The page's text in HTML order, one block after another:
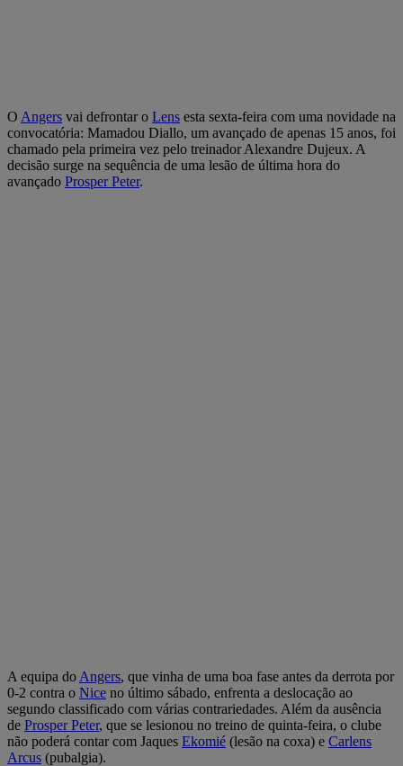
O Angers vai defrontar o Lens esta sexta-feira com uma novidade na
convocatória: Mamadou Diallo, um avançado de apenas 15 anos, foi
chamado pela primeira vez pelo treinador Alexandre Dujeux. A
decisão surge na sequência de uma lesão de última hora do
avançado Prosper Peter.
A equipa do Angers, que vinha de uma boa fase antes da derrota por
0-2 contra o Nice no último sábado, enfrenta a deslocação ao
segundo classificado com várias contrariedades. Além da ausência
de Prosper Peter, que se lesionou no treino de quinta-feira, o clube
não poderá contar com Jaques Ekomié (lesão na coxa) e Carlens
Arcus (pubalgia).